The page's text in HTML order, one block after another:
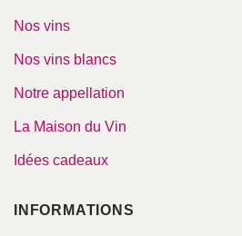
Nos vins
Nos vins blancs
Notre appellation
La Maison du Vin
Idées cadeaux
INFORMATIONS